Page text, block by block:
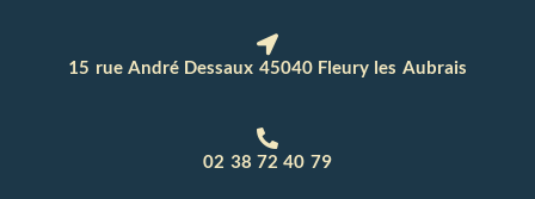
15 rue André Dessaux 45040 Fleury les Aubrais
02 38 72 40 79